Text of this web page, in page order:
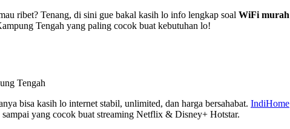
ribet? Tenang, di sini gue bakal kasih lo info lengkap soal WiFi murah
Tengah yang paling cocok buat kebutuhan lo!
Tengah
bisa kasih lo internet stabil, unlimited, dan harga bersahabat. IndiHome
sampai yang cocok buat streaming Netflix & Disney+ Hotstar.